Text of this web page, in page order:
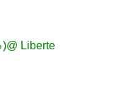
Liberte